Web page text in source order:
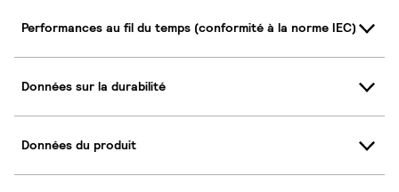
Performances au fil du temps (conformité à la norme IEC)
Données sur la durabilité
Données du produit